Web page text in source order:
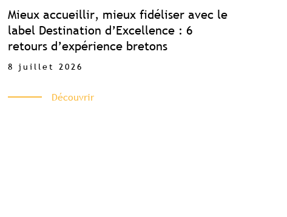
Mieux accueillir, mieux fidéliser avec le
label Destination d’Excellence : 6
retours d’expérience bretons
8 juillet 2026
Découvrir